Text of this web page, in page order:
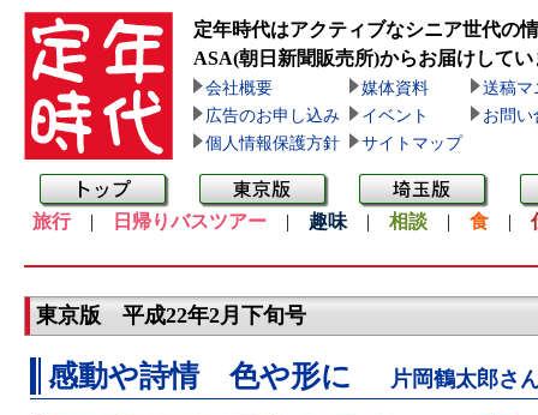
定年時代はアクティブなシニア世代の
ASA(朝日新聞販売所)からお届けしてい
会社概要 媒体資料
送稿マ
広告のお申し込み
イベント
お問い
個人情報保護方針
サイトマップ
旅行| 日帰りバスツアー | 趣味 | 相談 | 食 |
東京版 平成22年2月下旬号
感動や詩情 色や形に 片岡鶴太郎さ